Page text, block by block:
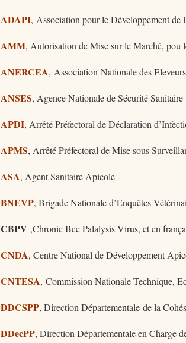
ADAPI, Association pour le Développement de
AMM, Autorisation de Mise sur le Marché, pou
ANERCEA, Association Nationale des
ANSES, Agence Nationale de Sécurité
APDI, Arrêté Préfectoral de Déclaration
APMS, Arrêté Préfectoral de Mise sous
ASA, Agent Sanitaire Apicole
BNEVP, Brigade Nationale d’Enquêtes
CBPV ,Chronic Bee Palalysis Virus, et en
CNDA, Centre National de Développement
CNTESA, Commission Nationale Technique,
DDCSPP, Direction Départementale de la
DDecPP, Direction Départementale en Charge